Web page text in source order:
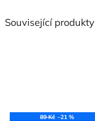
Související produkty
89 Kč –21 %